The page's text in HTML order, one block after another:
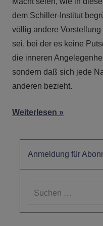
dem Schiller-Institut
völlig andere
sei, bei der es keine
die inneren
sondern daß sich jede
anderen bezieht.
Weiterlesen
Anmeldung für
Suchen